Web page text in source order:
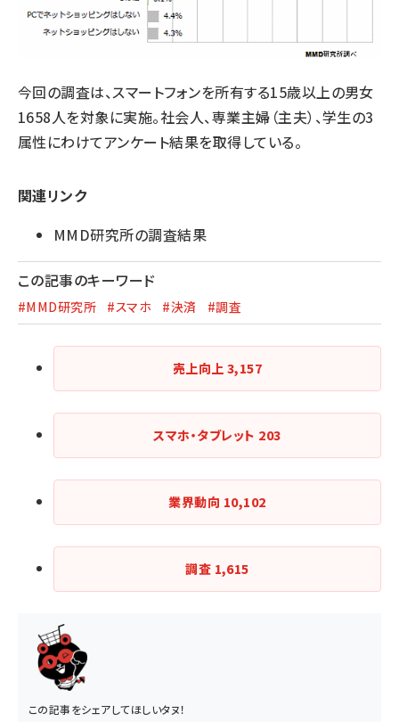
今回の調査は、スマートフォンを所有する15歳以上の男女
1658人を対象に実施。社会人、専業主婦（主夫）、学生の3
属性にわけてアンケート結果を取得している。
関連リンク
MMD研究所の調査結果
この記事のキーワード
#MMD研究所 #スマホ #決済 #調査
売上向上 3,157
スマホ・タブレット 203
業界動向 10,102
調査 1,615
この記事をシェアしてほしいタヌ！